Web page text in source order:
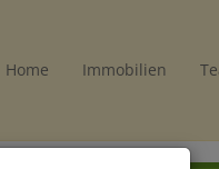
Home Immobilien